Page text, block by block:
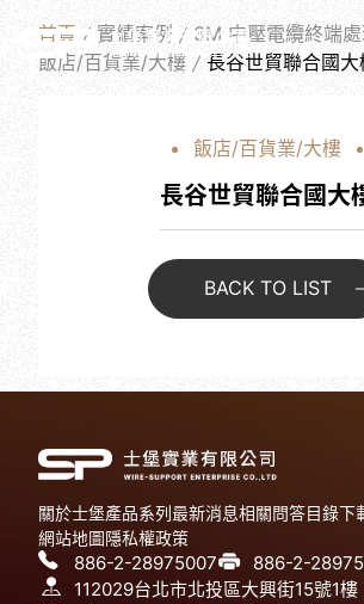
WORKS
首頁 實績案例
3M 中壓電纜終端
飯店/百貨業/大樓
長谷世貿聯合國大
飯店/百貨業/大樓
長谷世貿聯合國大
BACK TO LIST
關於士堡產品系列最新消息相關問答目錄下
網站地圖隱私權政策
886-2-28975007
886-2-
112029台北市北投區大興街15號1樓